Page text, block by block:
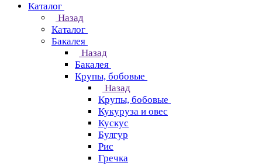
Каталог
Назад
Каталог
Бакалея
Назад
Бакалея
Крупы, бобовые
Назад
Крупы, бобовые
Кукуруза и овес
Кускус
Булгур
Рис
Гречка